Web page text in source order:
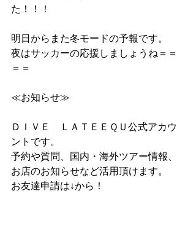
た！！！
明日からまた冬モードの予報です。
夜はサッカーの応援しましょうね＝＝
＝＝
≪お知らせ≫
ＤＩＶＥ　ＬＡＴＥＥＱＵ公式アカウ
ントです。
予約や質問、国内・海外ツアー情報、
お店のお知らせなど活用頂けます。
お友達申請は↓から！